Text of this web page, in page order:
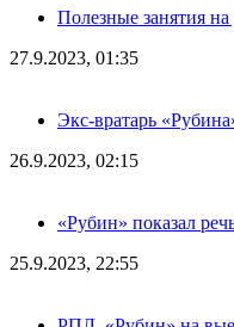
Полезные занятия на
27.9.2023, 01:35
Экс-вратарь
26.9.2023, 02:15
«Рубин» показал
25.9.2023, 22:55